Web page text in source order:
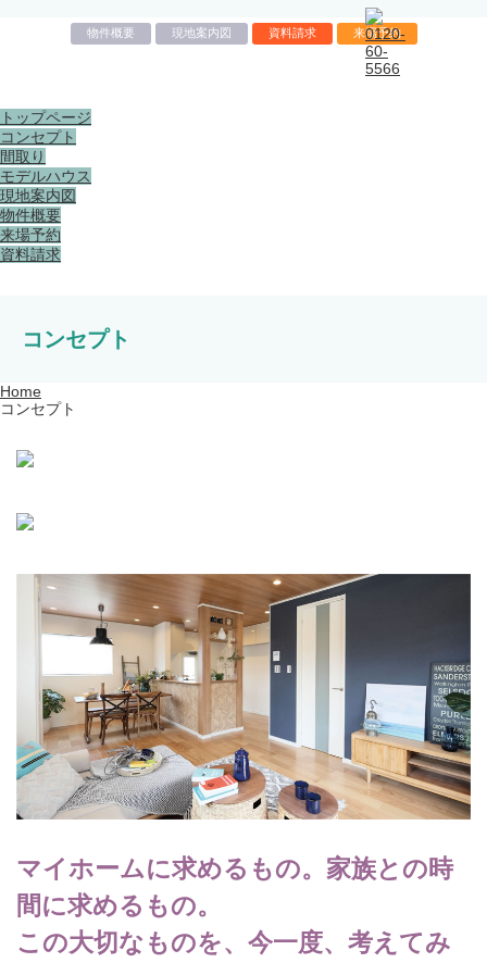
物件概要 現地案内図 資料請求 来場予約
トップページ
コンセプト
間取り
モデルハウス
現地案内図
物件概要
来場予約
資料請求
コンセプト
Home
コンセプト
マイホームに求めるもの。家族との時
間に求めるもの。
この大切なものを、今一度、考えてみ